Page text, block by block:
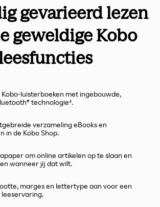
gevarieerd lezen
geweldige Kobo
luisterboeken met ingebouwde,
technologie⁴.
verzameling eBooks en
in de Kobo Shop.
om online artikelen op te slaan en
wanneer jij dat wilt.
marges en lettertype aan voor een